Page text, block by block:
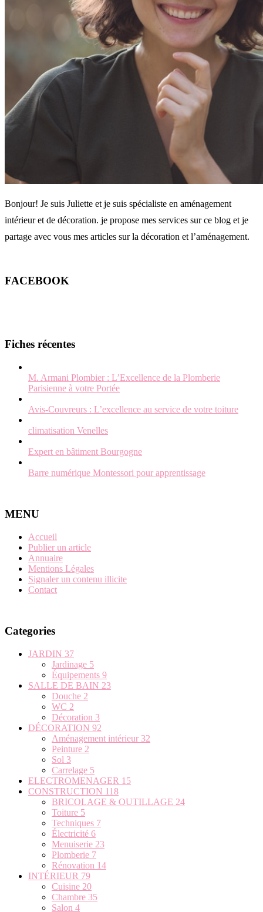
Bonjour! Je suis Juliette et je suis spécialiste en aménagement
intérieur et de décoration. je propose mes services sur ce blog et je
partage avec vous mes articles sur la décoration et l’aménagement.
FACEBOOK
Fiches récentes
M. Armani Plombier : L’Excellence de la Plomberie
Parisienne à votre Portée
Avis-Couvreurs : L’excellence au service de votre toiture
climatisation Venelles
Expert en bâtiment Bourgogne
Barre numérique Montessori pour apprentissage
MENU
Accueil
Publier un article
Annuaire
Mentions Légales
Signaler un contenu illicite
Contact
Categories
JARDIN 37
Jardinage 5
Équipements 9
SALLE DE BAIN 23
Douche 2
WC 2
Décoration 3
DÉCORATION 92
Aménagement intérieur 32
Peinture 2
Sol 3
Carrelage 5
ELECTROMENAGER 15
CONSTRUCTION 118
BRICOLAGE & OUTILLAGE 24
Toiture 5
Techniques 7
Électricité 6
Menuiserie 23
Plomberie 7
Rénovation 14
INTÉRIEUR 79
Cuisine 20
Chambre 35
Salon 4